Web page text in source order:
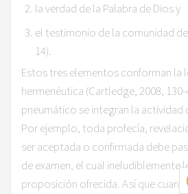
la verdad de la Palabra de Dios y
el testimonio de la comunidad de
14).
Estos tres elementos conforman la
hermenéutica (Cartledge, 2008,
pneumático se integran la actividad
Por ejemplo, toda profecía,
ser aceptada o confirmada debe
de examen, el cual ineludiblemente
proposición ofrecida. Así que